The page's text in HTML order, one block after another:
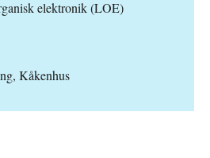
elektronik (LOE)
Kåkenhus